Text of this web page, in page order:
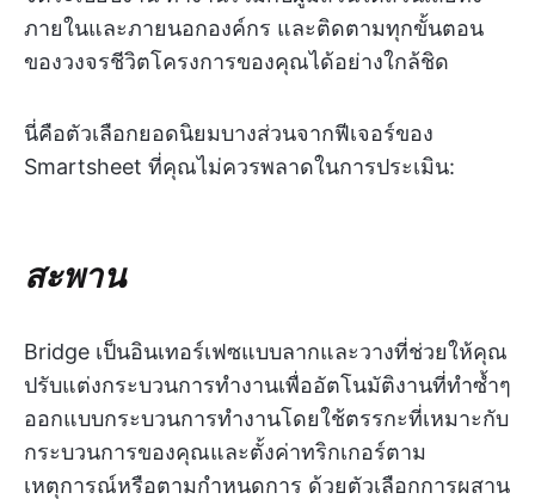
ภายในและภายนอกองค์กร และติดตามทุกขั้นตอน
ของวงจรชีวิตโครงการของคุณได้อย่างใกล้ชิด
นี่คือตัวเลือกยอดนิยมบางส่วนจากฟีเจอร์ของ
Smartsheet ที่คุณไม่ควรพลาดในการประเมิน:
สะพาน
Bridge เป็นอินเทอร์เฟซแบบลากและวางที่ช่วยให้คุณ
ปรับแต่งกระบวนการทำงานเพื่ออัตโนมัติงานที่ทำซ้ำๆ
ออกแบบกระบวนการทำงานโดยใช้ตรรกะที่เหมาะกับ
กระบวนการของคุณและตั้งค่าทริกเกอร์ตาม
เหตุการณ์หรือตามกำหนดการ ด้วยตัวเลือกการผสาน